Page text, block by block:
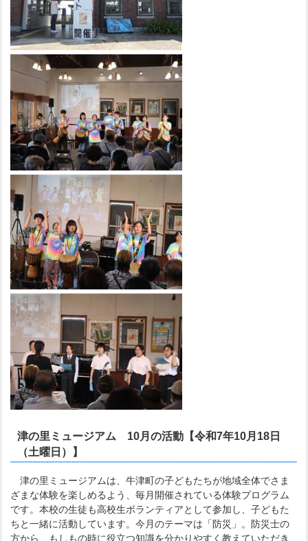
津の里ミュージアム 10月の活動【令和7年10月18日
（土曜日）】
津の里ミュージアムは、牛津町の子どもたちが地域全体でさま
ざまな体験を楽しめるよう、毎月開催されている体験プログラム
です。本校の生徒も高校生ボランティアとして参加し、子どもた
ちと一緒に活動しています。今月のテーマは「防災」。防災士の
方から、もしもの時に役立つ知識を分かりやすく教えていただき